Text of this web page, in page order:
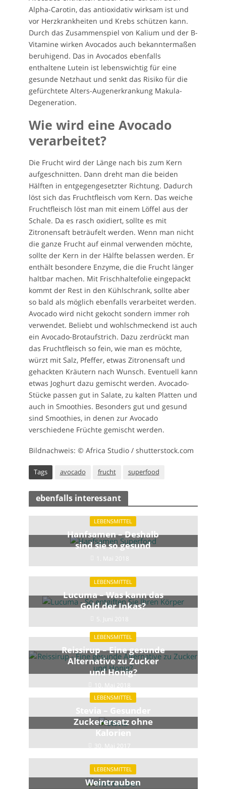
Alpha-Carotin, das antioxidativ wirksam ist und
vor Herzkrankheiten und Krebs schützen kann.
Durch das Zusammenspiel von Kalium und der B-
Vitamine wirken Avocados auch bekanntermaßen
beruhigend. Das in Avocados ebenfalls
enthaltene Lutein ist lebenswichtig für eine
gesunde Netzhaut und senkt das Risiko für die
gefürchtete Alters-Augenerkrankung Makula-
Degeneration.
Wie wird eine Avocado
verarbeitet?
Die Frucht wird der Länge nach bis zum Kern
aufgeschnitten. Dann dreht man die beiden
Hälften in entgegengesetzter Richtung. Dadurch
löst sich das Fruchtfleisch vom Kern. Das weiche
Fruchtfleisch löst man mit einem Löffel aus der
Schale. Da es rasch oxidiert, sollte es mit
Zitronensaft beträufelt werden. Wenn man nicht
die ganze Frucht auf einmal verwenden möchte,
sollte der Kern in der Hälfte belassen werden. Er
enthält besondere Enzyme, die die Frucht länger
haltbar machen. Mit Frischhaltefolie eingepackt
kommt der Rest in den Kühlschrank, sollte aber
so bald als möglich ebenfalls verarbeitet werden.
Avocado wird nicht gekocht sondern immer roh
verwendet. Beliebt und wohlschmeckend ist auch
ein Avocado-Brotaufstrich. Dazu zerdrückt man
das Fruchtfleisch so fein, wie man es möchte,
würzt mit Salz, Pfeffer, etwas Zitronensaft und
gehackten Kräutern nach Wunsch. Eventuell kann
etwas Joghurt dazu gemischt werden. Avocado-
Stücke passen gut in Salate, zu kalten Platten und
auch in Smoothies. Besonders gut und gesund
sind Smoothies, in denen zur Avocado
verschiedene Früchte gemischt werden.
Bildnachweis: © Africa Studio / shutterstock.com
Tags avocado frucht superfood
ebenfalls interessant
LEBENSMITTEL
Hanfsamen – Deshalb
sind sie so gesund
1. Mai 2018
LEBENSMITTEL
Lucuma – Was kann das
Gold der Inkas?
5. Juni 2018
LEBENSMITTEL
Reissirup – Eine gesunde
Alternative zu Zucker
und Honig?
10. Mai 2018
LEBENSMITTEL
Stevia – Gesunder
Zuckerersatz ohne
Kalorien
30. Mai 2017
LEBENSMITTEL
Weintrauben